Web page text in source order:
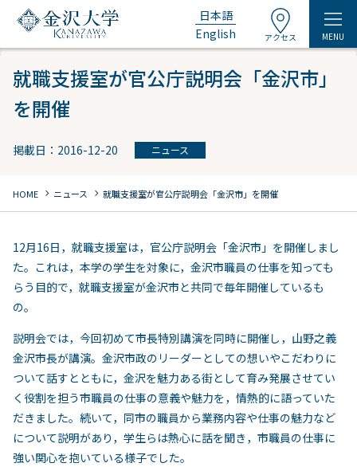
日本語
English
アクセス MENU
就職支援室が官公庁説明会「金沢市」
を開催
掲載日：2016-12-20 ニュース
HOME chevron_right ニュース chevron_right 就職支援室が官公庁説明会「金沢市」を開催
12月16日，就職支援室は，官公庁説明会「金沢市」を開催しまし
た。これは，本学の学生を対象に，金沢市職員の仕事を知っても
らう目的で，就職支援室が金沢市と共同で毎年開催しているも
の。
説明会では，今回初めて市長特別講演を同時に開催し，山野之義
金沢市長が講演。金沢市政のリーダーとしての想いやこだわりに
ついて話すとともに，金沢を魅力ある街として育み発展させてい
く役割を担う市職員の仕事の意義や魅力を，情熱的に語っていた
だきました。続いて，同市の職員から業務内容や仕事の魅力など
について説明があり，学生らは熱心に話を聞き，市職員の仕事に
強い関心を抱いている様子でした。